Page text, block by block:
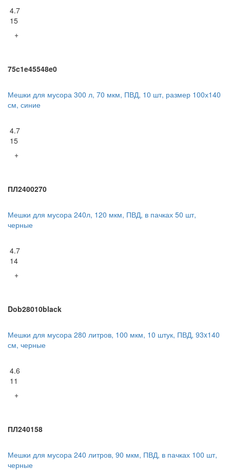
4.7
15
+
75c1e45548e0
Мешки для мусора 300 л, 70 мкм, ПВД, 10 шт, размер 100х140
см, синие
4.7
15
+
ПЛ2400270
Мешки для мусора 240л, 120 мкм, ПВД, в пачках 50 шт,
черные
4.7
14
+
Dob28010black
Мешки для мусора 280 литров, 100 мкм, 10 штук, ПВД, 93x140
см, черные
4.6
11
+
ПЛ240158
Мешки для мусора 240 литров, 90 мкм, ПВД, в пачках 100 шт,
черные